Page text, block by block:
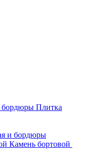
Плитка
и бордюры
Камень бортовой